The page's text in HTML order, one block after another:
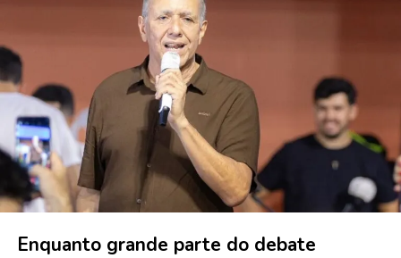
Enquanto grande parte do debate